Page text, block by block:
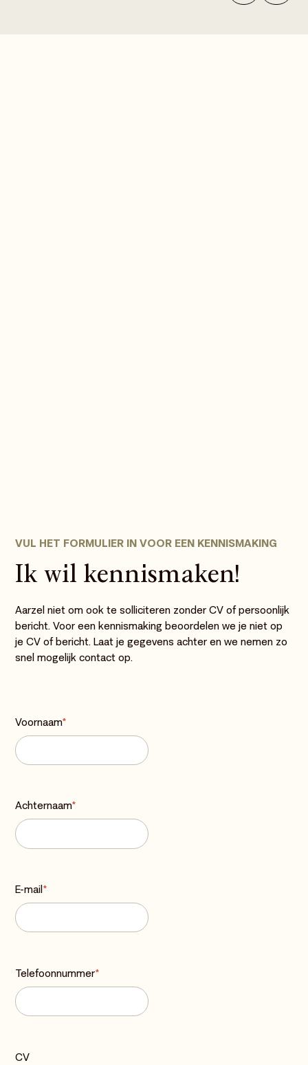
VUL HET FORMULIER IN VOOR EEN KENNISMAKING
Ik wil kennismaken!
Aarzel niet om ook te solliciteren zonder CV of persoonlijk
bericht. Voor een kennismaking beoordelen we je niet op
je CV of bericht. Laat je gegevens achter en we nemen zo
snel mogelijk contact op.
Voornaam*
Achternaam*
E-mail *
Telefoonnummer*
CV